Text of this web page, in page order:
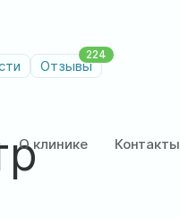
Отзывы
224
О клинике Контакты